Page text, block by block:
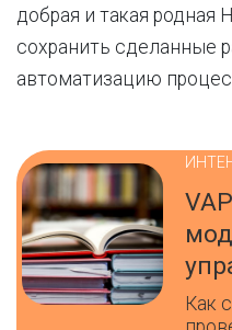
добрая и такая родная
сохранить сделанные
автоматизацию
Как